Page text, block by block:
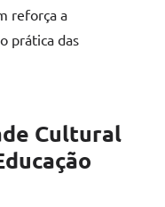
reforça a
prática das
Cultural